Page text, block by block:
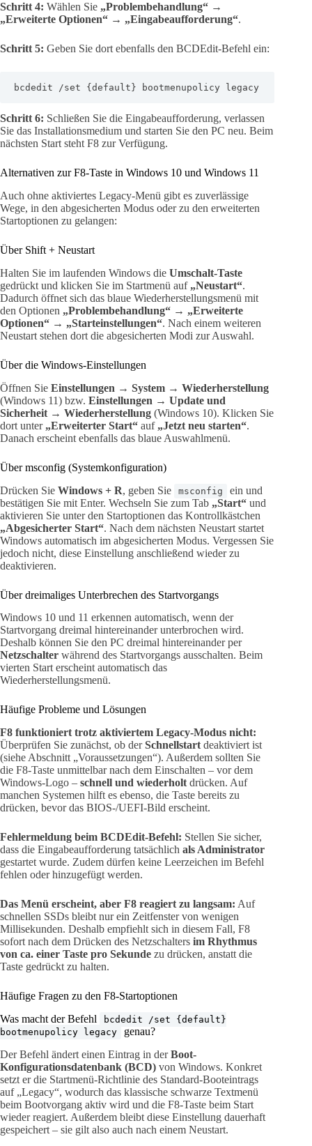
Schritt 4: Wählen Sie „Problembehandlung“ →
„Erweiterte Optionen“ → „Eingabeaufforderung“.
Schritt 5: Geben Sie dort ebenfalls den BCDEdit-Befehl ein:
bcdedit /set {default} bootmenupolicy legacy
Schritt 6: Schließen Sie die Eingabeaufforderung, verlassen
Sie das Installationsmedium und starten Sie den PC neu. Beim
nächsten Start steht F8 zur Verfügung.
Alternativen zur F8-Taste in Windows 10 und Windows 11
Auch ohne aktiviertes Legacy-Menü gibt es zuverlässige
Wege, in den abgesicherten Modus oder zu den erweiterten
Startoptionen zu gelangen:
Über Shift + Neustart
Halten Sie im laufenden Windows die Umschalt-Taste
gedrückt und klicken Sie im Startmenü auf „Neustart“.
Dadurch öffnet sich das blaue Wiederherstellungsmenü mit
den Optionen „Problembehandlung“ → „Erweiterte
Optionen“ → „Starteinstellungen“. Nach einem weiteren
Neustart stehen dort die abgesicherten Modi zur Auswahl.
Über die Windows-Einstellungen
Öffnen Sie Einstellungen → System → Wiederherstellung
(Windows 11) bzw. Einstellungen → Update und
Sicherheit → Wiederherstellung (Windows 10). Klicken Sie
dort unter „Erweiterter Start“ auf „Jetzt neu starten“.
Danach erscheint ebenfalls das blaue Auswahlmenü.
Über msconfig (Systemkonfiguration)
Drücken Sie Windows + R, geben Sie msconfig
ein und
bestätigen Sie mit Enter. Wechseln Sie zum Tab „Start“ und
aktivieren Sie unter den Startoptionen das Kontrollkästchen
„Abgesicherter Start“. Nach dem nächsten Neustart startet
Windows automatisch im abgesicherten Modus. Vergessen Sie
jedoch nicht, diese Einstellung anschließend wieder zu
deaktivieren.
Über dreimaliges Unterbrechen des Startvorgangs
Windows 10 und 11 erkennen automatisch, wenn der
Startvorgang dreimal hintereinander unterbrochen wird.
Deshalb können Sie den PC dreimal hintereinander per
Netzschalter während des Startvorgangs ausschalten. Beim
vierten Start erscheint automatisch das
Wiederherstellungsmenü.
Häufige Probleme und Lösungen
F8 funktioniert trotz aktiviertem Legacy-Modus nicht:
Überprüfen Sie zunächst, ob derSchnellstart deaktiviert ist
(siehe Abschnitt „Voraussetzungen“). Außerdem sollten Sie
die F8-Taste unmittelbar nach dem Einschalten – vor dem
Windows-Logo – schnell und wiederholt drücken. Auf
manchen Systemen hilft es ebenso, die Taste bereits zu
drücken, bevor das BIOS-/UEFI-Bild erscheint.
Fehlermeldung beim BCDEdit-Befehl: Stellen Sie sicher,
dass die Eingabeaufforderung tatsächlich als Administrator
gestartet wurde. Zudem dürfen keine Leerzeichen im Befehl
fehlen oder hinzugefügt werden.
Das Menü erscheint, aber F8 reagiert zu langsam: Auf
schnellen SSDs bleibt nur ein Zeitfenster von wenigen
Millisekunden. Deshalb empfiehlt sich in diesem Fall, F8
sofort nach dem Drücken des Netzschalters im Rhythmus
von ca. einer Taste pro Sekunde zu drücken, anstatt die
Taste gedrückt zu halten.
Häufige Fragen zu den F8-Startoptionen
Was macht der Befehl
bcdedit /set {default}
bootmenupolicy legacy
genau?
Der Befehl ändert einen Eintrag in derBoot-
Konfigurationsdatenbank (BCD) von Windows. Konkret
setzt er die Startmenü-Richtlinie des Standard-Booteintrags
auf „Legacy“, wodurch das klassische schwarze Textmenü
beim Bootvorgang aktiv wird und die F8-Taste beim Start
wieder reagiert. Außerdem bleibt diese Einstellung dauerhaft
gespeichert – sie gilt also auch nach einem Neustart.